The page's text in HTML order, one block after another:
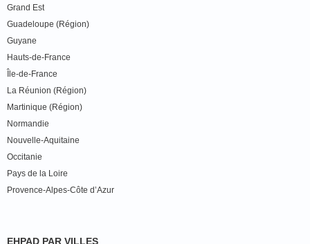
Grand Est
Guadeloupe (Région)
Guyane
Hauts-de-France
Île-de-France
La Réunion (Région)
Martinique (Région)
Normandie
Nouvelle-Aquitaine
Occitanie
Pays de la Loire
Provence-Alpes-Côte d’Azur
EHPAD PAR VILLES